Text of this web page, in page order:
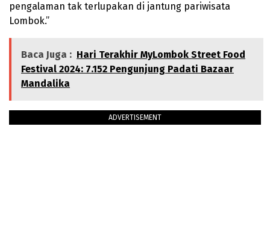
pengalaman tak terlupakan di jantung pariwisata
Lombok.”
Baca Juga : Hari Terakhir MyLombok Street Food
Festival 2024: 7.152 Pengunjung Padati Bazaar
Mandalika
ADVERTISEMENT